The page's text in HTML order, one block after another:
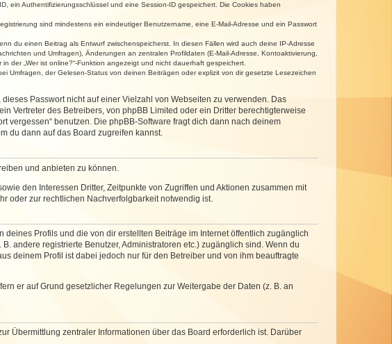
ein Authentifizierungsschlüssel und eine Session-ID gespeichert. Die Cookies haben
sind mindestens ein eindeutiger Benutzername, eine E-Mail-Adresse und ein Passwort
du einen Beitrag als Entwurf zwischenspeicherst. In diesen Fällen wird auch deine IP-Adresse
und Umfragen), Änderungen an zentralen Profildaten (E-Mail-Adresse, Kontoaktivierung,
der „Wer ist online?“-Funktion angezeigt und nicht dauerhaft gespeichert.
Umfragen, der Gelesen-Status von deinen Beiträgen oder explizit von dir gesetzte Lesezeichen
Passwort nicht auf einer Vielzahl von Webseiten zu verwenden. Das
Vertreter des Betreibers, von phpBB Limited oder ein Dritter berechtigterweise
vergessen“ benutzen. Die phpBB-Software fragt dich dann nach deinem
du dann auf das Board zugreifen kannst.
und anbieten zu können.
den Interessen Dritter, Zeitpunkte von Zugriffen und Aktionen zusammen mit
oder zur rechtlichen Nachverfolgbarkeit notwendig ist.
Profils und die von dir erstellten Beiträge im Internet öffentlich zugänglich
andere registrierte Benutzer, Administratoren etc.) zugänglich sind. Wenn du
deinem Profil ist dabei jedoch nur für den Betreiber und von ihm beauftragte
er auf Grund gesetzlicher Regelungen zur Weitergabe der Daten (z. B. an
Übermittlung zentraler Informationen über das Board erforderlich ist. Darüber